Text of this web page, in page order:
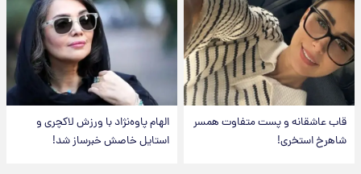
قاب عاشقانه و پست متفاوت همسر
شاهرخ استخری!
الهام پاوه‌نژاد با ورزش لاکچری و
استایل خاصش خبرساز شد!